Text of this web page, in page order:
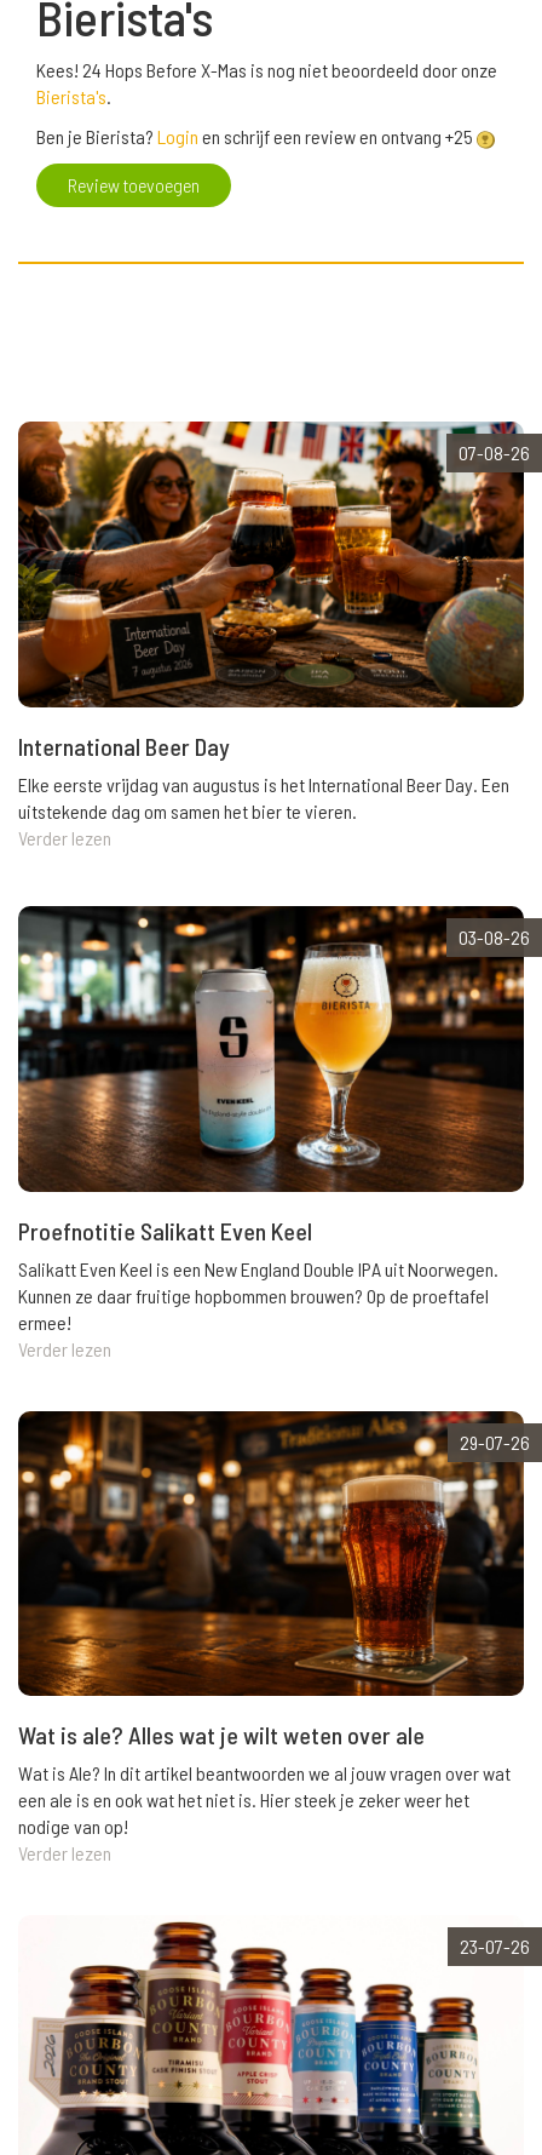
Bierista's
Kees! 24 Hops Before X-Mas is nog niet beoordeeld door onze
Bierista's.
Ben je Bierista? Login en schrijf een review en ontvang +25
Review toevoegen
07-08-26
International Beer Day
Elke eerste vrijdag van augustus is het International Beer Day. Een
uitstekende dag om samen het bier te vieren.
Verder lezen
03-08-26
Proefnotitie Salikatt Even Keel
Salikatt Even Keel is een New England Double IPA uit Noorwegen.
Kunnen ze daar fruitige hopbommen brouwen? Op de proeftafel
ermee!
Verder lezen
29-07-26
Wat is ale? Alles wat je wilt weten over ale
Wat is Ale? In dit artikel beantwoorden we al jouw vragen over wat
een ale is en ook wat het niet is. Hier steek je zeker weer het
nodige van op!
Verder lezen
23-07-26